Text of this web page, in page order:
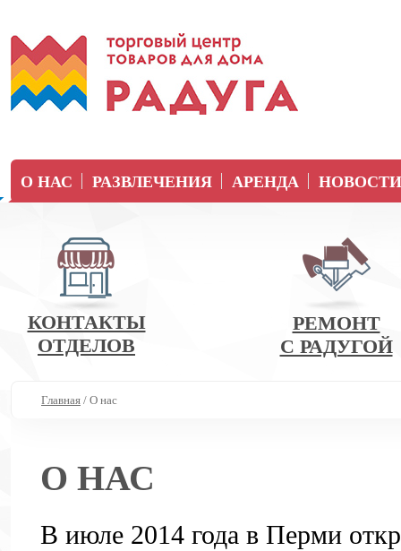
О НАС РАЗВЛЕЧЕНИЯ АРЕНДА НОВОСТИ
КОНТАКТЫ
ОТДЕЛОВ
РЕМОНТ
С РАДУГОЙ
Главная / О нас
О НАС
В июле 2014 года в Перми